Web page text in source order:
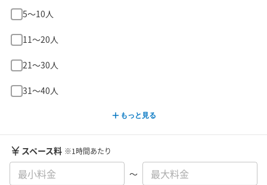
5〜10人
11〜20人
21〜30人
31〜40人
もっと見る
スペース料 ※1時間あたり
〜